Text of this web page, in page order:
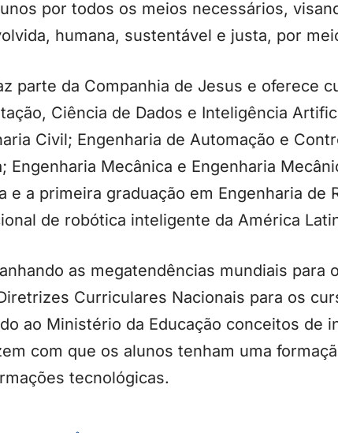
por todos os meios necessários,
humana, sustentável e justa, por
parte da Companhia de Jesus e oferece
Ciência de Dados e Inteligência
Civil; Engenharia de Automação e
Engenharia Mecânica e Engenharia
e a primeira graduação em Engenharia de
de robótica inteligente da América
as megatendências mundiais para
Curriculares Nacionais para os
ao Ministério da Educação conceitos de
com que os alunos tenham uma
tecnológicas.